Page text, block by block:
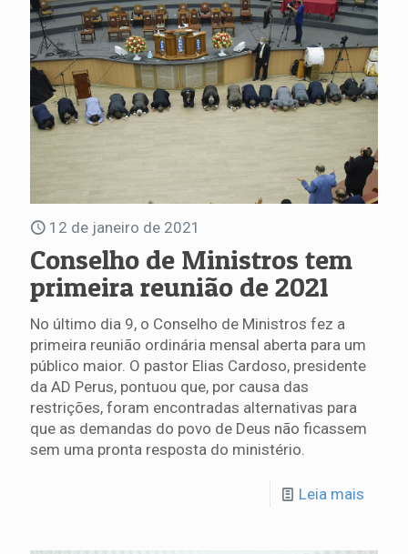
12 de janeiro de 2021
Conselho de Ministros tem
primeira reunião de 2021
No último dia 9, o Conselho de Ministros fez a
primeira reunião ordinária mensal aberta para um
público maior. O pastor Elias Cardoso, presidente
da AD Perus, pontuou que, por causa das
restrições, foram encontradas alternativas para
que as demandas do povo de Deus não ficassem
sem uma pronta resposta do ministério.
Leia mais